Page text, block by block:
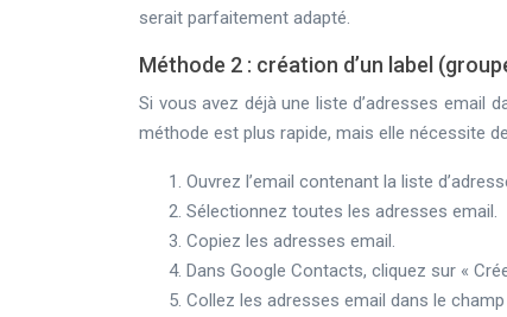
serait parfaitement adapté.
Méthode 2 : création d’un label
Si vous avez déjà une liste d’adresses email
méthode est plus rapide, mais elle nécessite
Ouvrez l’email contenant la liste
Sélectionnez toutes les adresses email.
Copiez les adresses email.
Dans Google Contacts, cliquez sur «
Collez les adresses email dans le